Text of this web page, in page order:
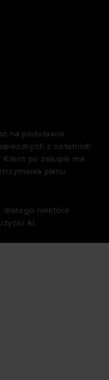
na podstawie
z ostatnich
po zakupie ma
planu.
dlatego niektóre
AI.